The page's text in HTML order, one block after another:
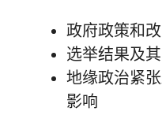
政府政策和
选举结果及
地缘政治紧
影响